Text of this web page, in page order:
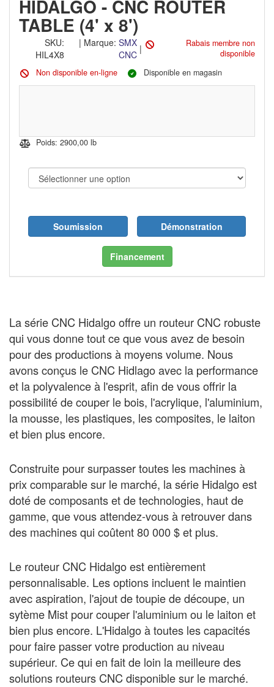
HIDALGO - CNC ROUTER
TABLE (4' x 8')
SKU:
HIL4X8
| Marque: SMX
CNC |
Rabais membre non
disponible
Non disponible en-ligne
Disponible en magasin
Poids: 2900,00 lb
Soumission Démonstration
Financement
La série CNC Hidalgo offre un routeur CNC robuste
qui vous donne tout ce que vous avez de besoin
pour des productions à moyens volume. Nous
avons conçus le CNC Hidlago avec la performance
et la polyvalence à l'esprit, afin de vous offrir la
possibilité de couper le bois, l'acrylique, l'aluminium,
la mousse, les plastiques, les composites, le laiton
et bien plus encore.
Construite pour surpasser toutes les machines à
prix comparable sur le marché, la série Hidalgo est
doté de composants et de technologies, haut de
gamme, que vous attendez-vous à retrouver dans
des machines qui coûtent 80 000 $ et plus.
Le routeur CNC Hidalgo est entièrement
personnalisable. Les options incluent le maintien
avec aspiration, l'ajout de toupie de découpe, un
sytème Mist pour couper l'aluminium ou le laiton et
bien plus encore. L'Hidalgo à toutes les capacités
pour faire passer votre production au niveau
supérieur. Ce qui en fait de loin la meilleure des
solutions routeurs CNC disponible sur le marché.